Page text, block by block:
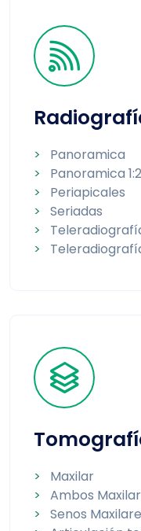
>
Panoramica
>
Panoramica
>
Periapicales
>
Seriadas
>
>
>
Maxilar
>
Ambos
>
Senos